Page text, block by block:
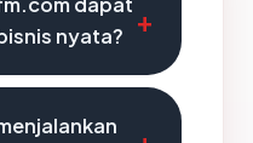
nyata?